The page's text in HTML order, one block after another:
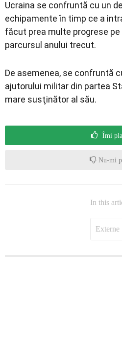
Ucraina se confruntă cu un
echipamente în timp ce a
făcut prea multe progrese
parcursul anului trecut.
De asemenea, se confruntă
ajutorului militar din partea
mare susţinător al său.
Îmi
Nu-mi
In this
Externe